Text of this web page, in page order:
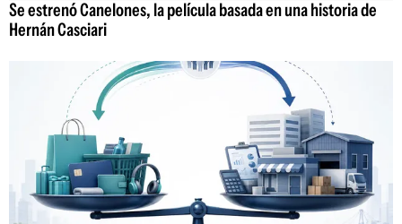
Se estrenó Canelones, la película basada en una historia de
Hernán Casciari